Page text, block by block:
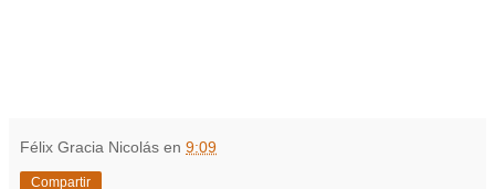
Félix Gracia Nicolás en 9:09
Compartir